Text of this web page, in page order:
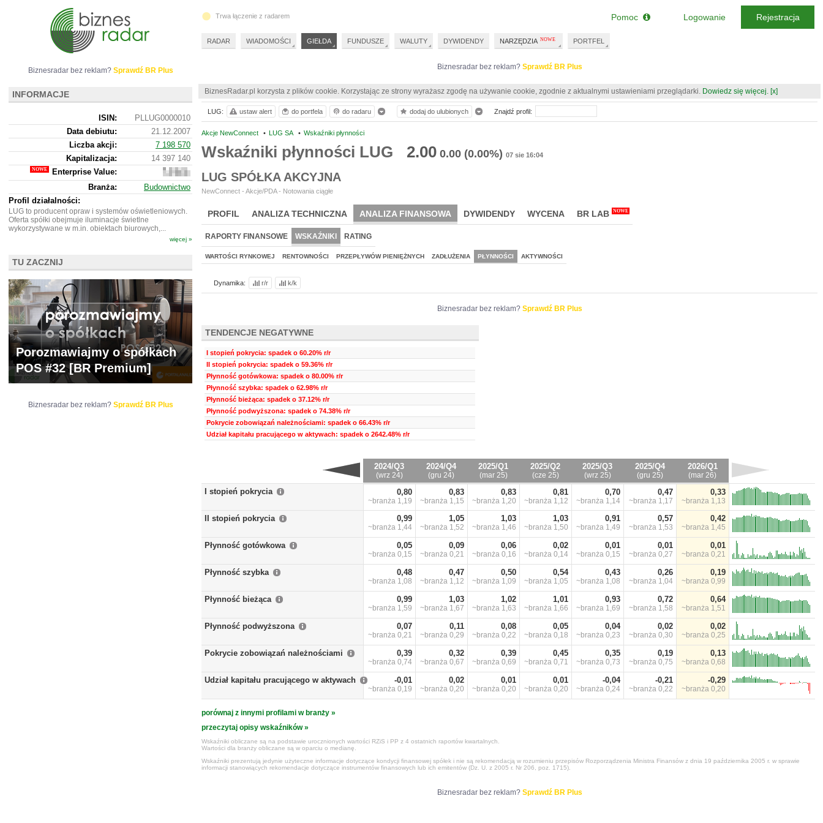
Biznesradar bez reklam? Sprawdź BR Plus
BiznesRadar.pl korzysta z plików cookie. Korzystając ze strony wyrażasz zgodę na używanie cookie, zgodnie z aktualnymi ustawieniami przeglądarki. Dowiedz się więcej. [x]
Akcje NewConnect • LUG SA • Wskaźniki płynności
Wskaźniki płynności LUG 2.00 0.00 (0.00%) 07 sie 16:04
LUG SPÓŁKA AKCYJNA
NewConnect - Akcje/PDA - Notowania ciągłe
PROFIL ANALIZA TECHNICZNA ANALIZA FINANSOWA DYWIDENDY WYCENA BR LAB NOWE
RAPORTY FINANSOWE WSKAŹNIKI RATING
WARTOŚCI RYNKOWEJ RENTOWNOŚCI PRZEPŁYWÓW PIENIĘŻNYCH ZADŁUŻENIA PŁYNNOŚCI AKTYWNOŚCI
Dynamika: r/r k/k
Biznesradar bez reklam? Sprawdź BR Plus
TENDENCJE NEGATYWNE
I stopień pokrycia: spadek o 60.20% r/r
II stopień pokrycia: spadek o 59.36% r/r
Płynność gotówkowa: spadek o 80.00% r/r
Płynność szybka: spadek o 62.98% r/r
Płynność bieżąca: spadek o 37.12% r/r
Płynność podwyższona: spadek o 74.38% r/r
Pokrycie zobowiązań należnościami: spadek o 66.43% r/r
Udział kapitału pracującego w aktywach: spadek o 2642.48% r/r
2024/Q3
(wrz 24)
2024/Q4
(gru 24)
2025/Q1
(mar 25)
2025/Q2
(cze 25)
2025/Q3
(wrz 25)
2025/Q4
(gru 25)
2026/Q1
(mar 26)
I stopień pokrycia 0,80
~branża 1,19
0,83
~branża 1,15
0,83
~branża 1,20
0,81
~branża 1,12
0,70
~branża 1,14
0,47
~branża 1,17
0,33
~branża 1,13
II stopień pokrycia 0,99
~branża 1,44
1,05
~branża 1,52
1,03
~branża 1,46
1,03
~branża 1,50
0,91
~branża 1,49
0,57
~branża 1,53
0,42
~branża 1,45
Płynność gotówkowa 0,05
~branża 0,15
0,09
~branża 0,21
0,06
~branża 0,16
0,02
~branża 0,14
0,01
~branża 0,15
0,01
~branża 0,27
0,01
~branża 0,21
Płynność szybka 0,48
~branża 1,08
0,47
~branża 1,12
0,50
~branża 1,09
0,54
~branża 1,05
0,43
~branża 1,08
0,26
~branża 1,04
0,19
~branża 0,99
Płynność bieżąca 0,99
~branża 1,59
1,03
~branża 1,67
1,02
~branża 1,63
1,01
~branża 1,66
0,93
~branża 1,69
0,72
~branża 1,58
0,64
~branża 1,51
Płynność podwyższona 0,07
~branża 0,21
0,11
~branża 0,29
0,08
~branża 0,22
0,05
~branża 0,18
0,04
~branża 0,23
0,02
~branża 0,30
0,02
~branża 0,25
Pokrycie zobowiązań należnościami 0,39
~branża 0,74
0,32
~branża 0,67
0,39
~branża 0,69
0,45
~branża 0,71
0,35
~branża 0,73
0,19
~branża 0,75
0,13
~branża 0,68
Udział kapitału pracującego w aktywach -0,01
~branża 0,19
0,02
~branża 0,20
0,01
~branża 0,20
0,01
~branża 0,20
-0,04
~branża 0,24
-0,21
~branża 0,22
-0,29
~branża 0,20
porównaj z innymi profilami w branży »
przeczytaj opisy wskaźników »
Wskaźniki obliczane są na podstawie urocznionych wartości RZiS i PP z 4 ostatnich raportów kwartalnych.
Wartości dla branży obliczane są w oparciu o medianę.
Wskaźniki prezentują jedynie użyteczne informacje dotyczące kondycji finansowej spółek i nie są rekomendacją w rozumieniu przepisów Rozporządzenia Ministra Finansów z dnia 19 października 2005 r. w sprawie
informacji stanowiących rekomendacje dotyczące instrumentów finansowych lub ich emitentów (Dz. U. z 2005 r. Nr 206, poz. 1715).
Biznesradar bez reklam? Sprawdź BR Plus
LUG: ustaw alert do portfela do radaru dodaj do ulubionych Znajdź profil:
Biznesradar bez reklam? Sprawdź BR Plus
INFORMACJE
ISIN:
PLLUG0000010
Data debiutu:
21.12.2007
Liczba akcji:
7 198 570
Kapitalizacja:
14 397 140
Enterprise Value:
79
052
140
Branża:
Budownictwo
Profil działalności:
LUG to producent opraw i systemów oświetleniowych.
Oferta spółki obejmuje iluminacje świetlne
wykorzystywane w m.in. obiektach biurowych,...
więcej »
TU ZACZNIJ
Porozmawiajmy o spółkach
POS #32 [BR Premium]
Biznesradar bez reklam? Sprawdź BR Plus
Trwa łączenie z radarem
RADAR WIADOMOŚCI GIEŁDA FUNDUSZE WALUTY DYWIDENDY NARZĘDZIA PORTFEL
Pomoc Logowanie Rejestracja